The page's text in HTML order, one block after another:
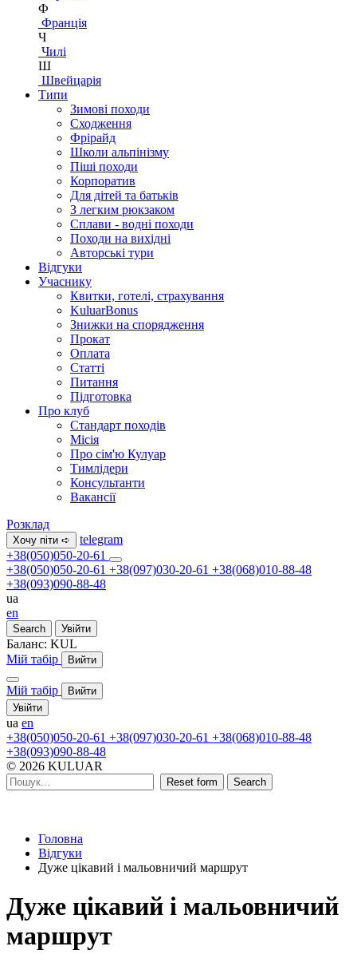
Ф
Франція
Ч
Чилі
Ш
Швейцарія
Типи
Зимові походи
Сходження
Фрірайд
Школи альпінізму
Піші походи
Корпоратив
Для дітей та батьків
З легким рюкзаком
Сплави - водні походи
Походи на вихідні
Авторські тури
Відгуки
Учаснику
Квитки, готелі, страхування
KuluarBonus
Знижки на спорядження
Прокат
Оплата
Статті
Питання
Підготовка
Про клуб
Стандарт походів
Місія
Про сім'ю Кулуар
Тимлідери
Консультанти
Вакансії
Розклад
Хочу піти ➪
telegram
+38(050)050-20-61
+38(050)050-20-61 +38(097)030-20-61 +38(068)010-88-48
+38(093)090-88-48
ua
en
Search Увійти
Баланс: KUL
Мій табір
Вийти
Мій табір
Вийти
Увійти
ua en
+38(050)050-20-61 +38(097)030-20-61 +38(068)010-88-48
+38(093)090-88-48
© 2026 KULUAR
Reset form Search
Головна
Відгуки
Дуже цікавий і мальовничий маршрут
Дуже цікавий і мальовничий
маршрут